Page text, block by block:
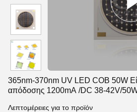
365nm-370nm UV LED COB 50W
απόδοσης 1200mA /DC 38-42V/
Λεπτομέρειες για το προϊόν